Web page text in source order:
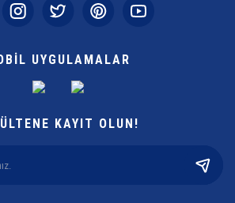
UYGULAMALAR
KAYIT OLUN!